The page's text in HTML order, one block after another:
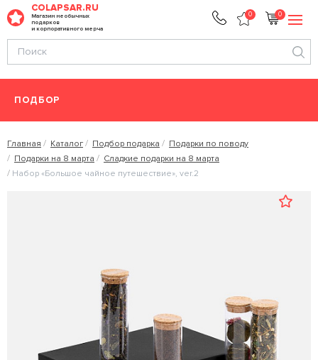
COLAPSAR.RU
Магазин необычных
подарков
и корпоративного мерча
0 0
ПОДБОР
Главная Каталог Подбор подарка
Подарки по поводу
Подарки на 8 марта
Сладкие подарки на 8 марта
Набор «Большое чайное путешествие», ver.2